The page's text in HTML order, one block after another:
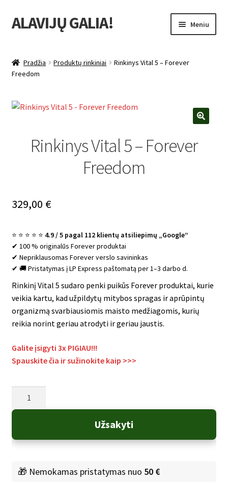
Pereiti
prie
Pereiti
prie
ALAVIJŲ GALIA! Meniu
Nuolaidos
Uždarbio galimybė
sub-
menu
Pradžia Produktų rinkiniai
Rinkinys Vital 5 – Forever
Freedom
Rinkinys Vital 5 – Forever
Freedom
329,00 €
⭐ ⭐ ⭐ ⭐ ⭐ 4.9 / 5 pagal 112 klientų atsiliepimų „Google“
✔ 100 % originalūs Forever produktai
✔ Nepriklausomas Forever verslo savininkas
✔ 🚚 Pristatymas į LP Express paštomatą per 1–3 darbo d.
Rinkinį Vital 5 sudaro penki puikūs Forever produktai, kurie
veikia kartu, kad užpildytų mitybos spragas ir aprūpintų
organizmą svarbiausiomis maisto medžiagomis, kurių
reikia norint geriau atrodyti ir geriau jaustis.
Galite įsigyti 3x PIGIAU!!!
Spauskite čia ir sužinokite kaip >>>
5
Forever
Užsakyti
🎁 Nemokamas pristatymas nuo 50 €